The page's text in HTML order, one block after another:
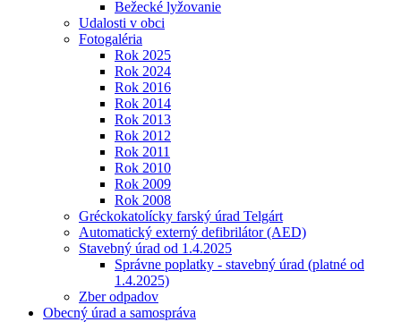
Bežecké lyžovanie
Udalosti v obci
Fotogaléria
Rok 2025
Rok 2024
Rok 2016
Rok 2014
Rok 2013
Rok 2012
Rok 2011
Rok 2010
Rok 2009
Rok 2008
Gréckokatolícky farský úrad Telgárt
Automatický externý defibrilátor (AED)
Stavebný úrad od 1.4.2025
Správne poplatky - stavebný úrad (platné od
1.4.2025)
Zber odpadov
Obecný úrad a samospráva